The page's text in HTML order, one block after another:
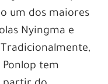
um dos maiores
Nyingma e
Ponlop tem